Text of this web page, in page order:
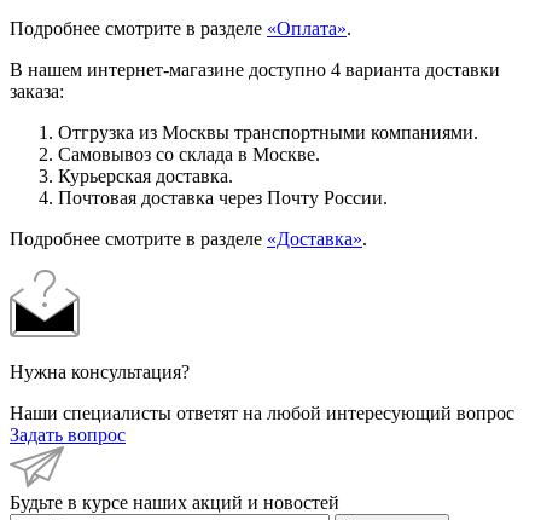
Подробнее смотрите в разделе «Оплата».
В нашем интернет-магазине доступно 4 варианта доставки
заказа:
Отгрузка из Москвы транспортными компаниями.
Самовывоз со склада в Москве.
Курьерская доставка.
Почтовая доставка через Почту России.
Подробнее смотрите в разделе «Доставка».
Нужна консультация?
Наши специалисты ответят на любой интересующий вопрос
Задать вопрос
Будьте в курсе наших акций и новостей